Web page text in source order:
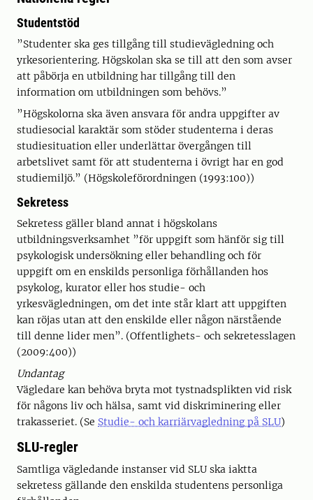
Studentstöd
”Studenter ska ges tillgång till studievägledning och
yrkesorientering. Högskolan ska se till att den som avser
att påbörja en utbildning har tillgång till den
information om utbildningen som behövs.”
”Högskolorna ska även ansvara för andra uppgifter av
studiesocial karaktär som stöder studenterna i deras
studiesituation eller underlättar övergången till
arbetslivet samt för att studenterna i övrigt har en god
studiemiljö.” (Högskoleförordningen (1993:100))
Sekretess
Sekretess gäller bland annat i högskolans
utbildningsverksamhet ”för uppgift som hänför sig till
psykologisk undersökning eller behandling och för
uppgift om en enskilds personliga förhållanden hos
psykolog, kurator eller hos studie- och
yrkesvägledningen, om det inte står klart att uppgiften
kan röjas utan att den enskilde eller någon närstående
till denne lider men”. (Offentlighets- och sekretesslagen
(2009:400))
Undantag
Vägledare kan behöva bryta mot tystnadsplikten vid risk
för någons liv och hälsa, samt vid diskriminering eller
trakasseriet. (Se Studie- och karriärvagledning på SLU)
SLU-regler
Samtliga vägledande instanser vid SLU ska iaktta
sekretess gällande den enskilda studentens personliga